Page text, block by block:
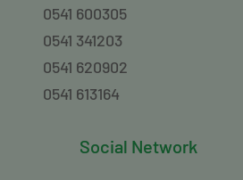
0541 600305
0541 341203
0541 620902
0541 613164
Social Network